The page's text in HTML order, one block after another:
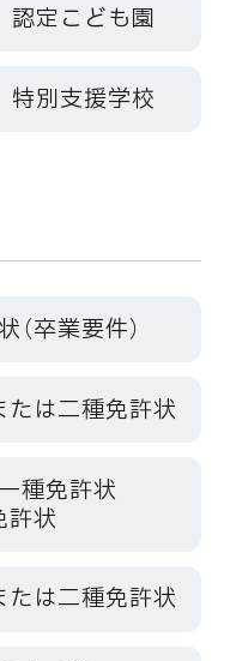
認定こども園
特別支援学校
卒業要件）
は二種免許状
種免許状
許状
は二種免許状